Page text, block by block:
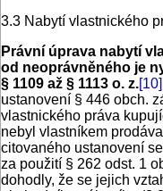
3.3 Nabytí vlastnického
Právní úprava nabytí
od neoprávněného je
§ 1109 až § 1113 o. z.[10]
ustanovení § 446 obch.
vlastnického práva
nebyl vlastníkem
citovaného ustanovení
za použití § 262 odst. 1
dohodly, že se jejich